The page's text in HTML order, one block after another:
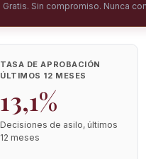
Gratis. Sin compromiso. Nunca
TASA DE APROBACIÓN
ÚLTIMOS 12 MESES
13,1%
Decisiones de asilo, últimos
12 meses